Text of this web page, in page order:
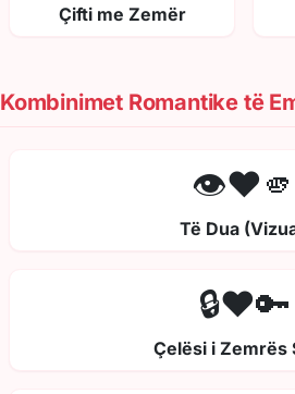
Çifti me Zemër
Kombinimet Romantike të
👁️❤️🫵
Të Dua
🔒❤️🔑
Çelësi i Zemrës